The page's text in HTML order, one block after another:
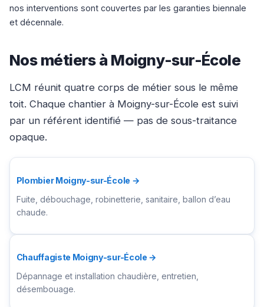
nos interventions sont couvertes par les garanties biennale
et décennale.
Nos métiers à Moigny-sur-École
LCM réunit quatre corps de métier sous le même
toit. Chaque chantier à Moigny-sur-École est suivi
par un référent identifié — pas de sous-traitance
opaque.
Plombier Moigny-sur-École →
Fuite, débouchage, robinetterie, sanitaire, ballon d’eau
chaude.
Chauffagiste Moigny-sur-École →
Dépannage et installation chaudière, entretien,
désembouage.